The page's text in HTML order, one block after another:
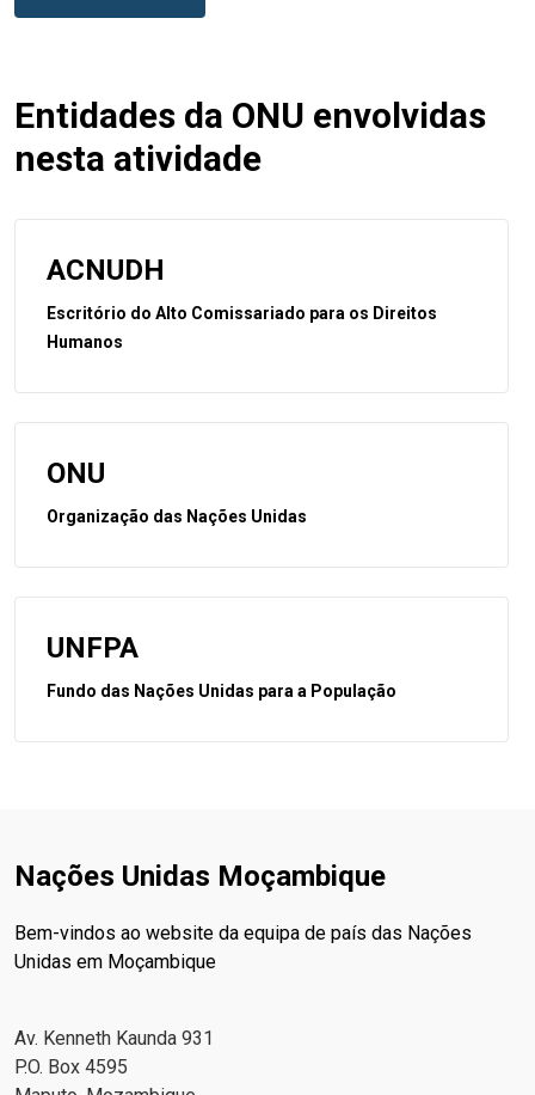
Entidades da ONU envolvidas
nesta atividade
ACNUDH
Escritório do Alto Comissariado para os Direitos
Humanos
ONU
Organização das Nações Unidas
UNFPA
Fundo das Nações Unidas para a População
Nações Unidas Moçambique
Bem-vindos ao website da equipa de país das Nações
Unidas em Moçambique
Av. Kenneth Kaunda 931
P.O. Box 4595